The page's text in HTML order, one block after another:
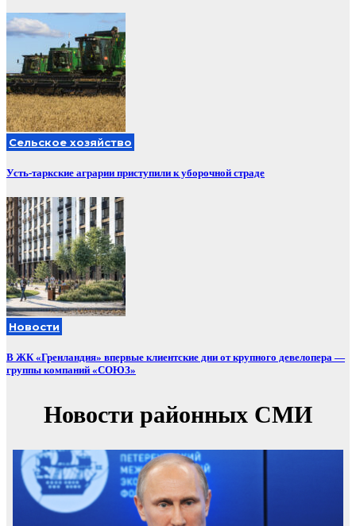
Сельское хозяйство
Усть-таркские аграрии приступили к уборочной страде
Новости
В ЖК «Гренландия» впервые клиентские дни от крупного девелопера —
группы компаний «СОЮЗ»